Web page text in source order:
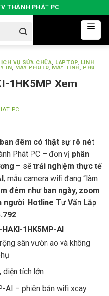
THÀNH PHÁT PC
VỤ SỬA CHỮA, LAPTOP, LINH
IN, MÁY PHOTO, MÁY TÍNH, PHỤ
1HK5MP Xem
PC
đêm có thật sự rõ nét
Phát PC – đơn vị phân
– sẽ trải nghiệm thực tế
, mẫu camera wifi đang “làm
đêm như ban ngày, zoom
người. Hotline Tư Vấn Lắp
1HK5MP-AI
sân vườn ao và không
diện tích lớn
AI – phiên bản wifi xoay